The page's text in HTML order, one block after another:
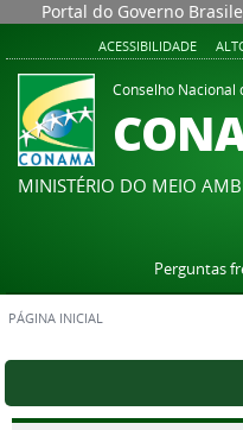
Portal do Governo
ACESSIBILIDADE
Conselho Nacional
MINISTÉRIO DO MEIO
Perguntas
PÁGINA INICIAL